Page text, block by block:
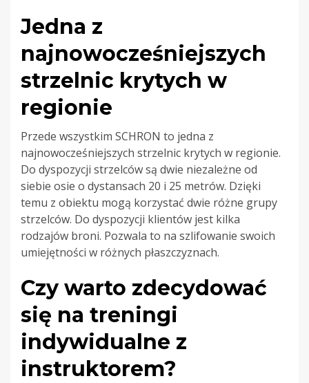
Jedna z
najnowocześniejszych
strzelnic krytych w
regionie
Przede wszystkim SCHRON to jedna z
najnowocześniejszych strzelnic krytych w regionie.
Do dyspozycji strzelców są dwie niezależne od
siebie osie o dystansach 20 i 25 metrów. Dzięki
temu z obiektu mogą korzystać dwie różne grupy
strzelców. Do dyspozycji klientów jest kilka
rodzajów broni. Pozwala to na szlifowanie swoich
umiejętności w różnych płaszczyznach.
Czy warto zdecydować
się na treningi
indywidualne z
instruktorem?